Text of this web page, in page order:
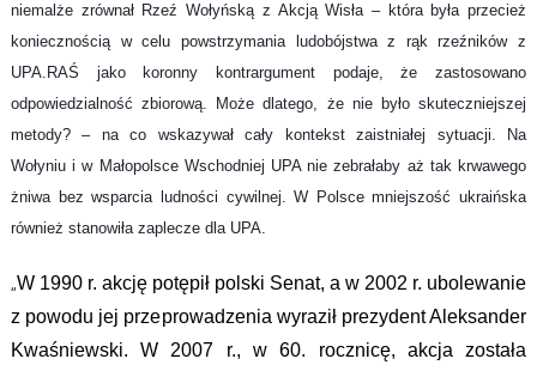
niemalże zrównał Rzeź Wołyńską z Akcją Wisła – która była przecież
koniecznością w celu powstrzymania ludobójstwa z rąk rzeźników z
UPA.RAŚ jako koronny kontrargument podaje, że zastosowano
odpowiedzialność zbiorową. Może dlatego, że nie było skuteczniejszej
metody? – na co wskazywał cały kontekst zaistniałej sytuacji. Na
Wołyniu i w Małopolsce Wschodniej UPA nie zebrałaby aż tak krwawego
żniwa bez wsparcia ludności cywilnej. W Polsce mniejszość ukraińska
również stanowiła zaplecze dla UPA.
„W 1990 r. akcję potępił polski Senat, a w 2002 r. ubolewanie
z powodu jej przeprowadzenia wyraził prezydent Aleksander
Kwaśniewski. W 2007 r., w 60. rocznicę, akcja została